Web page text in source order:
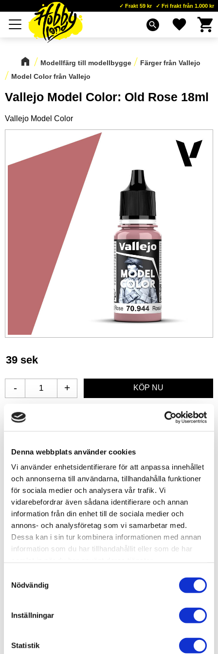
Denna webbplats använder cookies
Vi använder enhetsidentifierare för att anpassa innehållet
och annonserna till användarna, tillhandahålla funktioner
för sociala medier och analysera vår trafik. Vi
vidarebefordrar även sådana identifierare och annan
information från din enhet till de sociala medier och
annons- och analysföretag som vi samarbetar med.
Dessa kan i sin tur kombinera informationen med annan
information som du har tillhandahållit eller som de har
Nödvändig
Inställningar
Statistik
Meny
Frakt 59 kr Fri frakt från 1.000 kr
search Favoriter
Modellfärg till modellbygge
Färger från Vallejo
Model Color från Vallejo
Vallejo Model Color: Old Rose 18ml
Vallejo Model Color
39 sek
+
-
Lägg till i favoriter
Artikelnr
Vallejo har tagit fram en ny formulering som kommer att
överraska dig med sin fantastiska penselvänlighet,
utmärkta täckförmåga och suveräna matta finish.
bevarar även de minsta detaljerna på din modell.
Vallejo rekommenderar därför att applicera dem på en
Förpackning: Model Color levereras i flaskor om 18
färgen avdunstar eller torkar i behållaren, vilket gör att